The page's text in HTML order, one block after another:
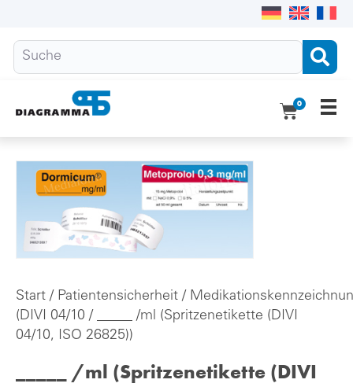
0
Start / Patientensicherheit /
(DIVI 04/10 / _____ /ml (Spritzenetikette (DIVI
04/10, ISO 26825))
_____ /ml (Spritzenetikette (DIVI